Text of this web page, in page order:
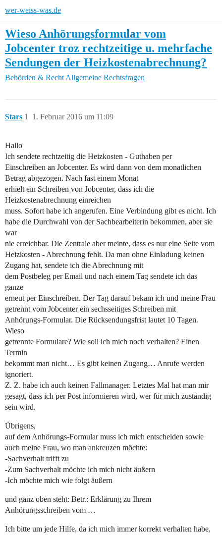
wer-weiss-was.de
Wieso Anhörungsformular vom
Jobcenter troz rechtzeitige u. mehrfache
Sendungen der Heizkostenabrechnung?
Behörden & Recht Allgemeine Rechtsfragen
Stars 1. Februar 2016 um 11:09
1
Hallo
Ich sendete rechtzeitig die Heizkosten - Guthaben per
Einschreiben an Jobcenter. Es wird dann von dem monatlichen
Betrag abgezogen. Nach fast einem Monat
erhielt ein Schreiben von Jobcenter, dass ich die
Heizkostenabrechnung einreichen
muss. Sofort habe ich angerufen. Eine Verbindung gibt es nicht. Ich
habe die Durchwahl von der Sachbearbeiterin bekommen, aber sie
war
nie erreichbar. Die Zentrale aber meinte, dass es nur eine Seite vom
Heizkosten - Abrechnung fehlt. Da man ohne Einladung keinen
Zugang hat, sendete ich die Abrechnung mit
dem Postbeleg per Email und nach einem Tag sendete ich das
ganze
erneut per Einschreiben. Der Tag darauf bekam ich und meine Frau
getrennt vom Jobcenter ein sechsseitiges Schreiben mit
Anhörungs-Formular. Die Rücksendungsfrist lautet 10 Tagen.
Wieso
getrennte Formulare? Wie soll ich mich noch verhalten? Einen
Termin
bekommt man nicht… Es gibt keinen Zugang… Anrufe werden
ignoriert.
Z. Z. habe ich auch keinen Fallmanager. Letztes Mal hat man mir
gesagt, dass ich per Post informieren wird, wer für mich zuständig
sein wird.
Übrigens,
auf dem Anhörungs-Formular muss ich mich entscheiden sowie
auch meine Frau, wo man ankreuzen möchte:
-Sachverhalt trifft zu
-Zum Sachverhalt möchte ich mich nicht äußern
-Ich möchte mich wie folgt äußern
und ganz oben steht: Betr.: Erklärung zu Ihrem
Anhörungsschreiben vom …
Ich bitte um jede Hilfe, da ich mich immer korrekt verhalten habe,